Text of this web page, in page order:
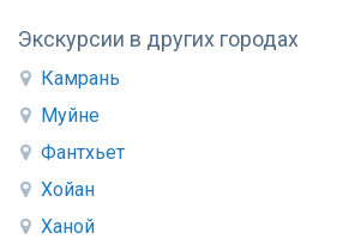
Экскурсии в других городах
Камрань
Муйне
Фантхьет
Хойан
Ханой